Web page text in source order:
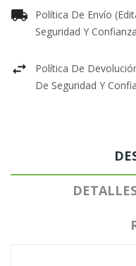
Política De Envío
Seguridad Y
Política De
De Seguridad Y